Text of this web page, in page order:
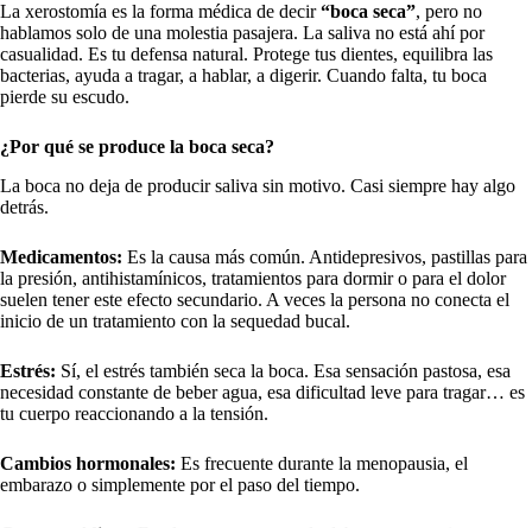
La xerostomía es la forma médica de decir“boca seca”, pero no
hablamos solo de una molestia pasajera. La saliva no está ahí por
casualidad. Es tu defensa natural. Protege tus dientes, equilibra las
bacterias, ayuda a tragar, a hablar, a digerir. Cuando falta, tu boca
pierde su escudo.
¿Por qué se produce la boca seca?
La boca no deja de producir saliva sin motivo. Casi siempre hay algo
detrás.
Medicamentos: Es la causa más común. Antidepresivos, pastillas para
la presión, antihistamínicos, tratamientos para dormir o para el dolor
suelen tener este efecto secundario. A veces la persona no conecta el
inicio de un tratamiento con la sequedad bucal.
Estrés: Sí, el estrés también seca la boca. Esa sensación pastosa, esa
necesidad constante de beber agua, esa dificultad leve para tragar… es
tu cuerpo reaccionando a la tensión.
Cambios hormonales: Es frecuente durante la menopausia, el
embarazo o simplemente por el paso del tiempo.